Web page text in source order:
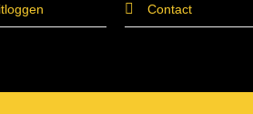
Contact